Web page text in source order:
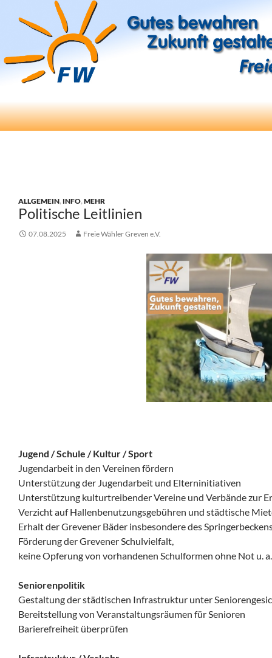
Freie Wähler Greven e.V.
Suchen
ZUM
ALLGEMEIN, INFO,MEHR
Politische Leitlinien
07.08.2025 Freie Wähler Greven e.V.
Jugend / Schule / Kultur / Sport
Jugendarbeit in den Vereinen fördern
Unterstützung der Jugendarbeit und Elterninitiativen
Unterstützung kulturtreibender Vereine und Verbände zur
Verzicht auf Hallenbenutzungsgebühren und städtische
Erhalt der Grevener Bäder insbesondere des
Förderung der Grevener Schulvielfalt,
keine Opferung von vorhandenen Schulformen ohne Not u.
Seniorenpolitik
Gestaltung der städtischen Infrastruktur unter
Bereitstellung von Veranstaltungsräumen für Senioren
Barierefreiheit überprüfen